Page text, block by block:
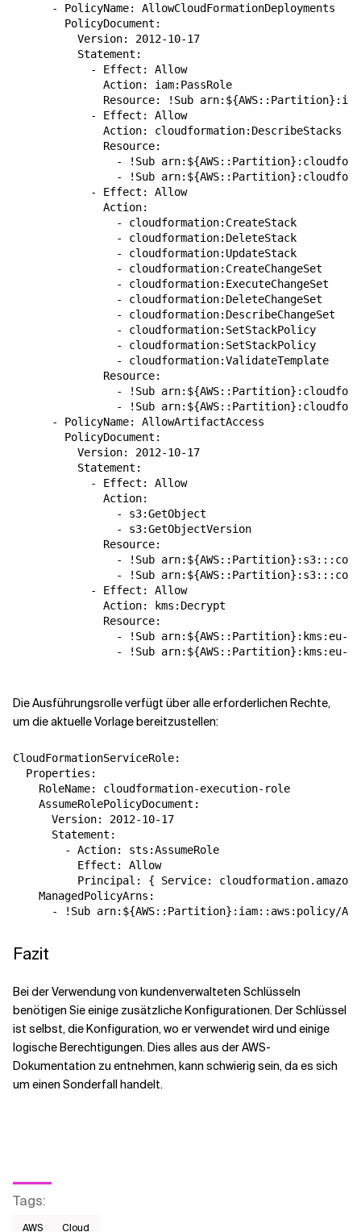
      - PolicyName: AllowCloudFormationDeployments
        PolicyDocument:
          Version: 2012-10-17
          Statement:
            - Effect: Allow
              Action: iam:PassRole
Resource: !Sub
            - Effect: Allow
              Action: cloudformation:DescribeStacks
              Resource:
- !Sub
- !Sub
            - Effect: Allow
              Action:
                - cloudformation:CreateStack
                - cloudformation:DeleteStack
                - cloudformation:UpdateStack
                - cloudformation:CreateChangeSet
                - cloudformation:ExecuteChangeSet
                - cloudformation:DeleteChangeSet
                - cloudformation:DescribeChangeSet
                - cloudformation:SetStackPolicy
                - cloudformation:SetStackPolicy
                - cloudformation:ValidateTemplate
              Resource:
- !Sub
- !Sub
      - PolicyName: AllowArtifactAccess
        PolicyDocument:
          Version: 2012-10-17
          Statement:
            - Effect: Allow
              Action:
                - s3:GetObject
                - s3:GetObjectVersion
              Resource:
- !Sub
- !Sub
            - Effect: Allow
              Action: kms:Decrypt
              Resource:
- !Sub arn:${AWS::Partition}:kms:eu-
- !Sub arn:${AWS::Partition}:kms:eu-
Die Ausführungsrolle verfügt über alle erforderlichen Rechte,
um die aktuelle Vorlage bereitzustellen:
CloudFormationServiceRole:
  Properties:
    RoleName: cloudformation-execution-role
    AssumeRolePolicyDocument:
      Version: 2012-10-17
      Statement:
        - Action: sts:AssumeRole
          Effect: Allow
Principal: { Service:
    ManagedPolicyArns:
Fazit
Bei der Verwendung von kundenverwalteten Schlüsseln
benötigen Sie einige zusätzliche Konfigurationen. Der Schlüssel
ist selbst, die Konfiguration, wo er verwendet wird und einige
logische Berechtigungen. Dies alles aus der AWS-
Dokumentation zu entnehmen, kann schwierig sein, da es sich
um einen Sonderfall handelt.
Tags:
AWS​ Cloud